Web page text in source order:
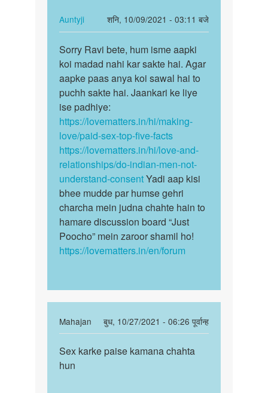
कमाना…
by
Lokesh
Auntyji
शनि, 10/09/2021 - 03:11 बजे
In
reply
to
Mai
sex
arke
paise
kamaa…
by
Ravi
Sorry
Ravi
bete,
hum
isme…
Sorry Ravi bete, hum isme aapki
koi madad nahi kar sakte hai. Agar
aapke paas anya koi sawal hai to
puchh sakte hai. Jaankari ke liye
ise padhiye:
https://lovematters.in/hi/making-
love/paid-sex-top-five-facts
https://lovematters.in/hi/love-and-
relationships/do-indian-men-not-
understand-consentYadi aap kisi
bhee mudde par humse gehri
charcha mein judna chahte hain to
hamare discussion board “Just
Poocho” mein zaroor shamil ho!
https://lovematters.in/en/forum
Mahajan
बुध, 10/27/2021 - 06:26 पूर्वान्ह
reply
to
Sex
karke
Sex karke paise kamana chahta
hun